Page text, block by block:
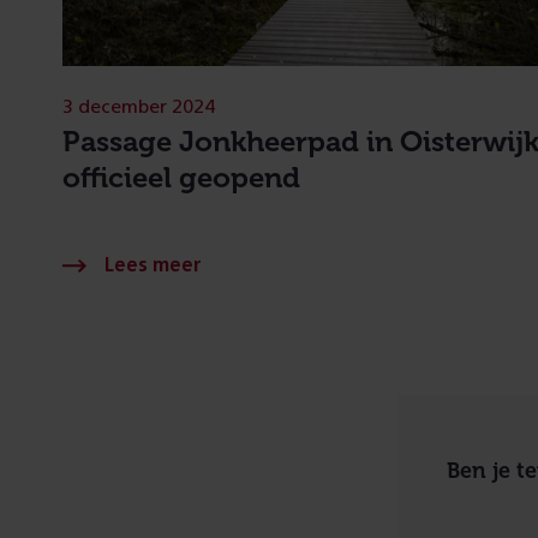
Passage Jonkheerpad in Oisterwijk
officieel geopend
3 december 2024
Ben je